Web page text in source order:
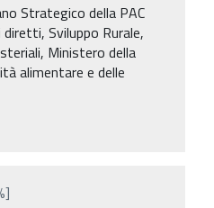
Strategico della PAC
Sviluppo Rurale,
Ministero della
alimentare e delle